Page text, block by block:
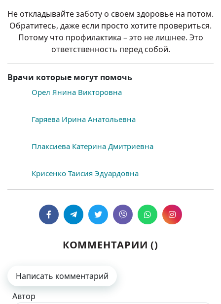
Не откладывайте заботу о своем здоровье на потом.
Обратитесь, даже если просто хотите провериться.
Потому что профилактика – это не лишнее. Это
ответственность перед собой.
Врачи которые могут помочь
Орел Янина Викторовна
Гаряева Ирина Анатольевна
Плаксиева Катерина Дмитриевна
Крисенко Таисия Эдуардовна
КОММЕНТАРИИ ()
Написать комментарий
Автор